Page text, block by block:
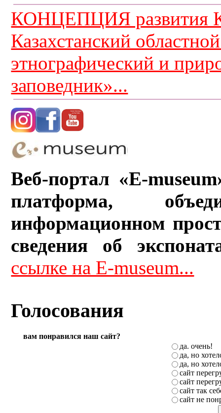
КОНЦЕПЦИЯ развития
Казахстанский
этнографический и
заповедник»...
Веб-портал «E-
платформа,
информационном
сведения об
ссылке на E-museum...
Голосования
вам понравился наш сайт?
да. очень!
да, но
да, но
сайт
сайт
сайт так
сайт не